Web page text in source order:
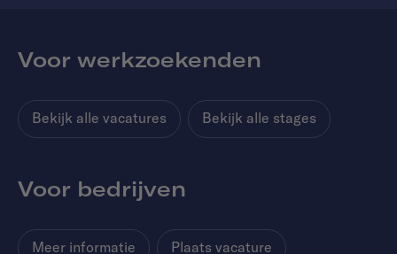
Voor werkzoekenden
Bekijk alle vacatures Bekijk alle stages
Voor bedrijven
Meer informatie Plaats vacature